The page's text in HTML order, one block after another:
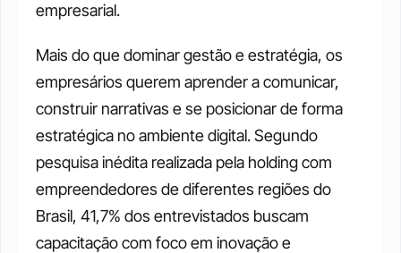
empresarial.
Mais do que dominar gestão e estratégia, os
empresários querem aprender a comunicar,
construir narrativas e se posicionar de forma
estratégica no ambiente digital. Segundo
pesquisa inédita realizada pela holding com
empreendedores de diferentes regiões do
Brasil, 41,7% dos entrevistados buscam
capacitação com foco em inovação e